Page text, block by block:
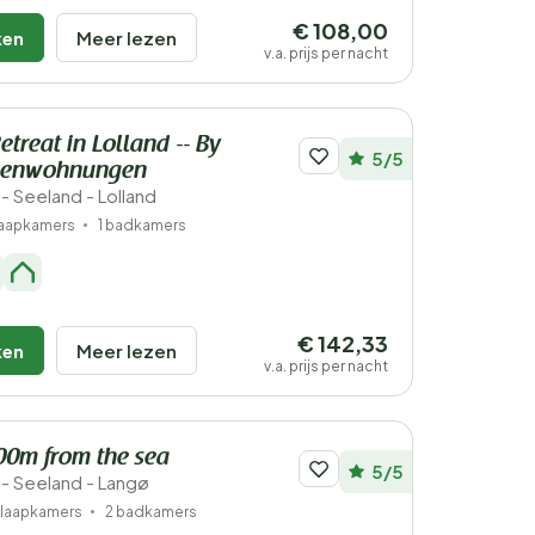
Meer lezen € 108,00
v.a. prijs per nacht
in Lolland -- By
Seeland - Lolland
5/5
1 badkamers
Meer lezen € 142,33
v.a. prijs per nacht
from the sea
Seeland - Langø 5/5
2 badkamers